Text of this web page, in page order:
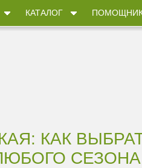
КАТАЛОГ
КАК
СЕЗОНА